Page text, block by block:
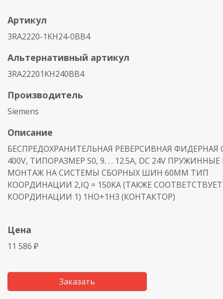
Артикул
3RA2220-1KH24-0BB4
Альтернативный артикул
3RA22201KH240BB4
Производитель
Siemens
Описание
БЕСПРЕДОХРАНИТЕЛЬНАЯ РЕВЕРСИВНАЯ ФИДЕРНАЯ
400V, ТИПОРАЗМЕР S0, 9. . . 12.5A, DC 24V
МОНТАЖ НА СИСТЕМЫ СБОРНЫХ ШИН 60MM ТИП
КООРДИНАЦИИ 2,IQ = 150KA (ТАКЖЕ
КООРДИНАЦИИ 1) 1НО+1НЗ (КОНТАКТОР)
Цена
11 586 ₽
Заказать